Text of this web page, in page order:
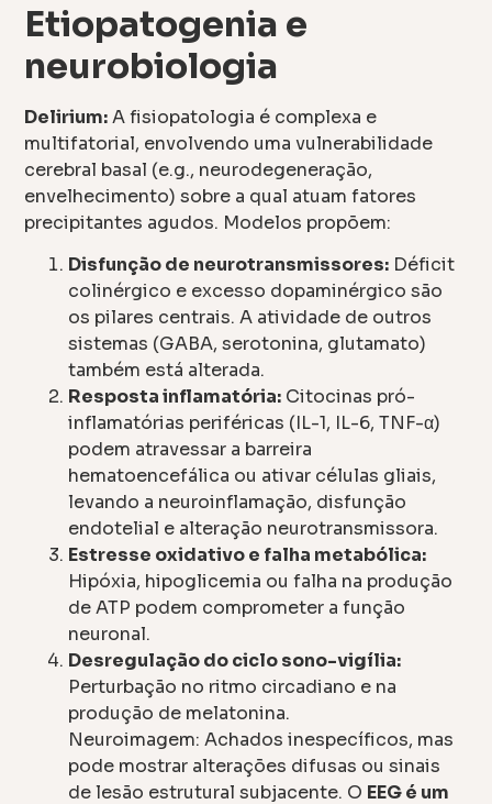
Etiopatogenia e
neurobiologia
Delirium:A fisiopatologia é complexa e
multifatorial, envolvendo uma vulnerabilidade
cerebral basal (e.g., neurodegeneração,
envelhecimento) sobre a qual atuam fatores
precipitantes agudos. Modelos propõem:
Disfunção de neurotransmissores: Déficit
colinérgico e excesso dopaminérgico são
os pilares centrais. A atividade de outros
sistemas (GABA, serotonina, glutamato)
também está alterada.
Resposta inflamatória: Citocinas pró-
inflamatórias periféricas (IL-1, IL-6, TNF-α)
podem atravessar a barreira
hematoencefálica ou ativar células gliais,
levando a neuroinflamação, disfunção
endotelial e alteração neurotransmissora.
Estresse oxidativo e falha metabólica:
Hipóxia, hipoglicemia ou falha na produção
de ATP podem comprometer a função
neuronal.
Desregulação do ciclo sono-vigília:
Perturbação no ritmo circadiano e na
produção de melatonina.
Neuroimagem: Achados inespecíficos, mas
pode mostrar alterações difusas ou sinais
de lesão estrutural subjacente. O EEG é um